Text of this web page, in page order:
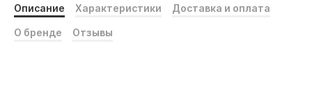
Описание Характеристики Доставка и оплата
О бренде Отзывы